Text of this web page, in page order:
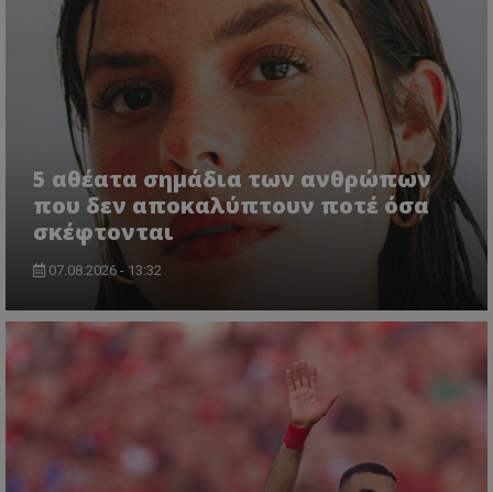
5 αθέατα σημάδια των ανθρώπων
που δεν αποκαλύπτουν ποτέ όσα
σκέφτονται
07.08.2026 - 13:32